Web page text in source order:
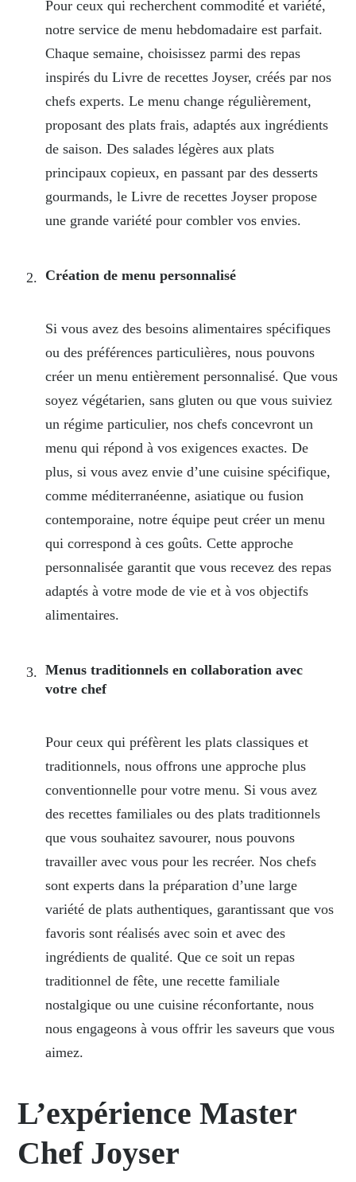
Pour ceux qui recherchent commodité et variété,
notre service de menu hebdomadaire est parfait.
Chaque semaine, choisissez parmi des repas
inspirés du Livre de recettes Joyser, créés par nos
chefs experts. Le menu change régulièrement,
proposant des plats frais, adaptés aux ingrédients
de saison. Des salades légères aux plats
principaux copieux, en passant par des desserts
gourmands, le Livre de recettes Joyser propose
une grande variété pour combler vos envies.
Création de menu personnalisé
Si vous avez des besoins alimentaires spécifiques
ou des préférences particulières, nous pouvons
créer un menu entièrement personnalisé. Que vous
soyez végétarien, sans gluten ou que vous suiviez
un régime particulier, nos chefs concevront un
menu qui répond à vos exigences exactes. De
plus, si vous avez envie d’une cuisine spécifique,
comme méditerranéenne, asiatique ou fusion
contemporaine, notre équipe peut créer un menu
qui correspond à ces goûts. Cette approche
personnalisée garantit que vous recevez des repas
adaptés à votre mode de vie et à vos objectifs
alimentaires.
Menus traditionnels en collaboration avec
votre chef
Pour ceux qui préfèrent les plats classiques et
traditionnels, nous offrons une approche plus
conventionnelle pour votre menu. Si vous avez
des recettes familiales ou des plats traditionnels
que vous souhaitez savourer, nous pouvons
travailler avec vous pour les recréer. Nos chefs
sont experts dans la préparation d’une large
variété de plats authentiques, garantissant que vos
favoris sont réalisés avec soin et avec des
ingrédients de qualité. Que ce soit un repas
traditionnel de fête, une recette familiale
nostalgique ou une cuisine réconfortante, nous
nous engageons à vous offrir les saveurs que vous
aimez.
L’expérience Master
Chef Joyser